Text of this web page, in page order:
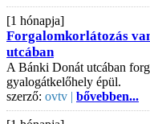
[1 hónapja]
Forgalomkorlátozás
utcában
A Bánki Donát utcában
gyalogátkelőhely épül.
szerző: ovtv | bővebben...